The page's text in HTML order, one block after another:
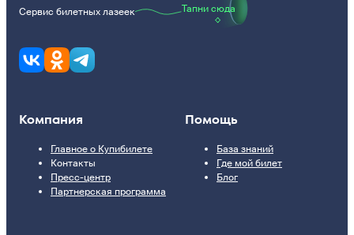
Сервис билетных лазеек Тапни сюда
Компания
Главное о Купибилете
Контакты
Пресс-центр
Партнерская программа
Помощь
База знаний
Где мой билет
Блог